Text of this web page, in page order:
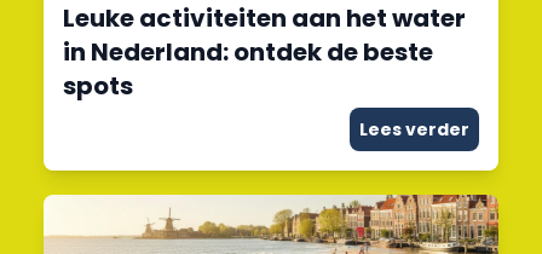
Leuke activiteiten aan het water
in Nederland: ontdek de beste
spots
Lees verder